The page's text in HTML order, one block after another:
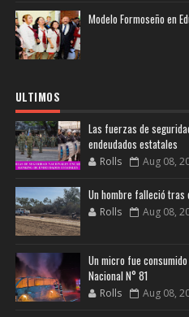
Modelo Formoseño en
ULTIMOS
Las fuerzas de
endeudados estatales
Rolls Aug 08,
Un hombre falleció
Rolls Aug 08,
Un micro fue
Nacional N° 81
Rolls Aug 08,